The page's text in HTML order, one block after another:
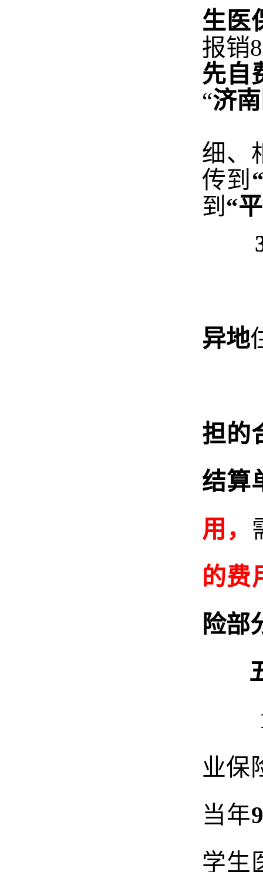
生医
报销
先自
“济
细、
传到
到“
3.
异地
担的
结算
用 ，
的费
险部
五
业保
当年
学生